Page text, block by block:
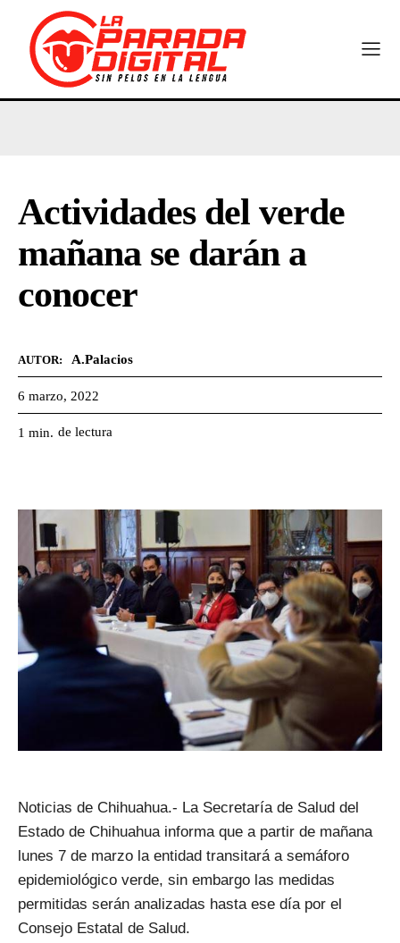
Actividades del verde
mañana se darán a
conocer
AUTOR: A.Palacios
6 marzo, 2022
1 min. de lectura
Noticias de Chihuahua.- La Secretaría de Salud del
Estado de Chihuahua informa que a partir de mañana
lunes 7 de marzo la entidad transitará a semáforo
epidemiológico verde, sin embargo las medidas
permitidas serán analizadas hasta ese día por el
Consejo Estatal de Salud.